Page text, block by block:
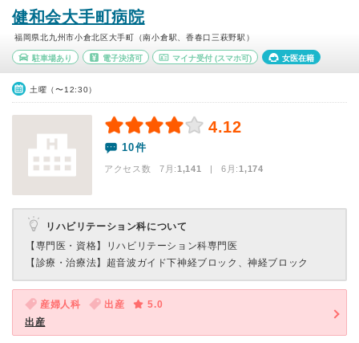
健和会大手町病院
福岡県北九州市小倉北区大手町（南小倉駅、香春口三萩野駅）
駐車場あり 電子決済可 マイナ受付 (スマホ可) 女医在籍
土曜（〜12:30）
4.12
10件
アクセス数 7月:1,141 | 6月:1,174
リハビリテーション科について
【専門医・資格】
リハビリテーション科専門医
【診療・治療法】 超音波ガイド下神経ブロック、神経ブロック
産婦人科 出産
5.0
出産